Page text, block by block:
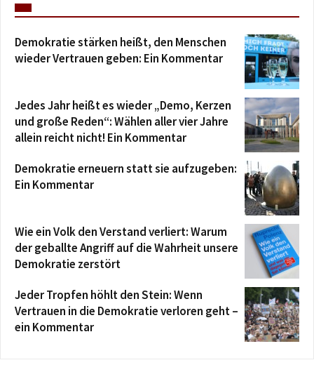
Demokratie stärken heißt, den Menschen
wieder Vertrauen geben: Ein Kommentar
Jedes Jahr heißt es wieder „Demo, Kerzen
und große Reden“: Wählen aller vier Jahre
allein reicht nicht! Ein Kommentar
Demokratie erneuern statt sie aufzugeben:
Ein Kommentar
Wie ein Volk den Verstand verliert: Warum
der geballte Angriff auf die Wahrheit unsere
Demokratie zerstört
Jeder Tropfen höhlt den Stein: Wenn
Vertrauen in die Demokratie verloren geht –
ein Kommentar